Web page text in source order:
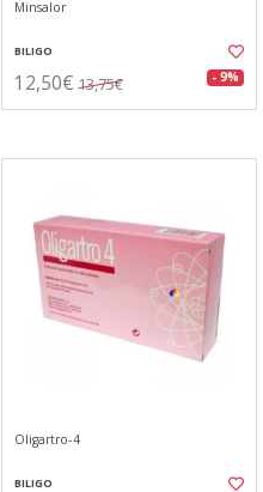
Minsalor
BILIGO
12,50€ 13,75€ - 9%
Oligartro-4
BILIGO